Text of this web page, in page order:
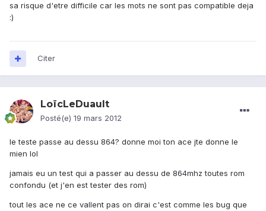
sa risque d'etre difficile car les mots ne sont pas compatible deja
:)
Citer
LoïcLeDuault
Posté(e) 19 mars 2012
le teste passe au dessu 864? donne moi ton ace jte donne le
mien lol
jamais eu un test qui a passer au dessu de 864mhz toutes rom
confondu (et j'en est tester des rom)
tout les ace ne ce vallent pas on dirai c'est comme les bug que